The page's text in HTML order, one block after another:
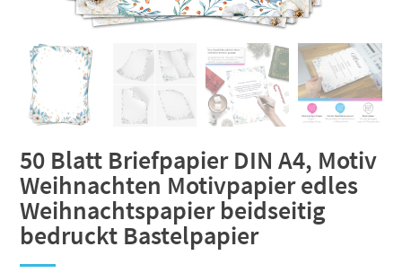
50 Blatt Briefpapier DIN A4, Motiv
Weihnachten Motivpapier edles
Weihnachtspapier beidseitig
bedruckt Bastelpapier